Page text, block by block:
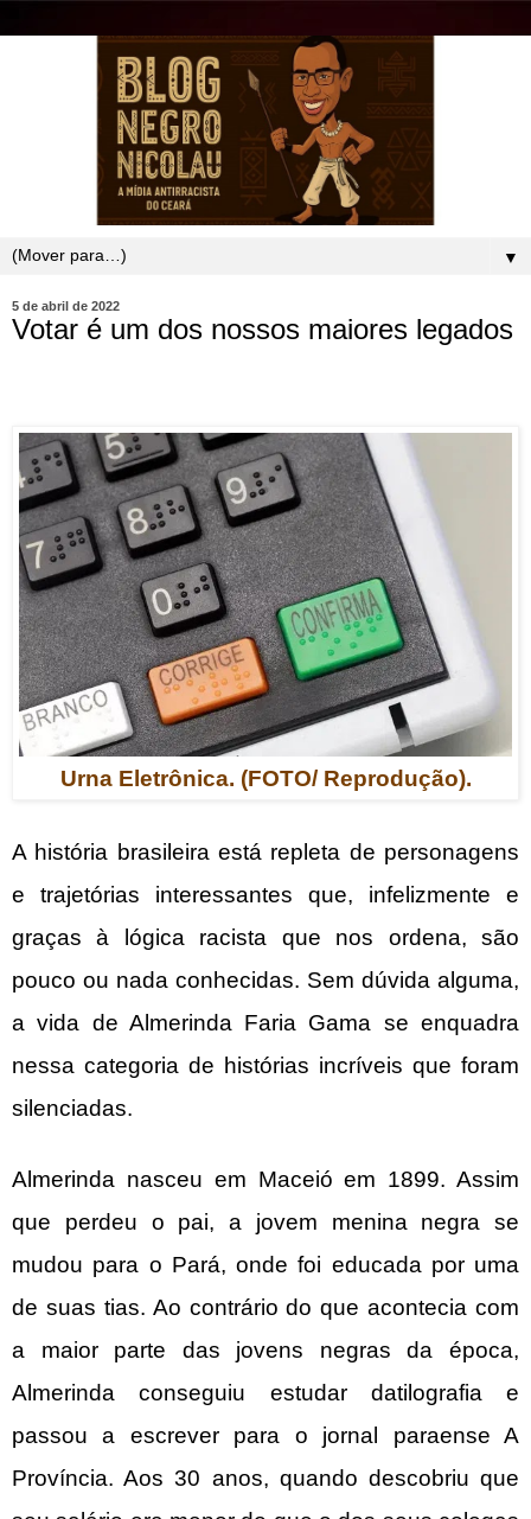
▼
5 de abril de 2022
Votar é um dos nossos maiores legados
Urna Eletrônica. (FOTO/ Reprodução).
A história brasileira está repleta de personagens
e trajetórias interessantes que, infelizmente e
graças à lógica racista que nos ordena, são
pouco ou nada conhecidas. Sem dúvida alguma,
a vida de Almerinda Faria Gama se enquadra
nessa categoria de histórias incríveis que foram
silenciadas.
Almerinda nasceu em Maceió em 1899. Assim
que perdeu o pai, a jovem menina negra se
mudou para o Pará, onde foi educada por uma
de suas tias. Ao contrário do que acontecia com
a maior parte das jovens negras da época,
Almerinda conseguiu estudar datilografia e
passou a escrever para o jornal paraense A
Província. Aos 30 anos, quando descobriu que